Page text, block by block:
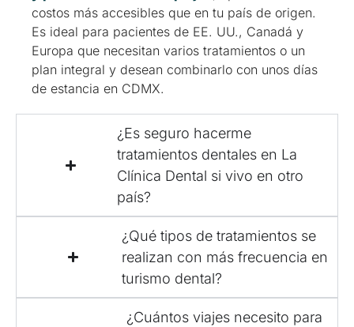
costos más accesibles que en tu país de origen.
Es ideal para pacientes de EE. UU., Canadá y
Europa que necesitan varios tratamientos o un
plan integral y desean combinarlo con unos días
de estancia en CDMX.
¿Es seguro hacerme
tratamientos dentales en La
Clínica Dental si vivo en otro
país?
¿Qué tipos de tratamientos se
realizan con más frecuencia en
turismo dental?
¿Cuántos viajes necesito para